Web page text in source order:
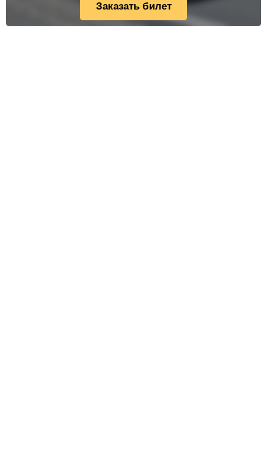
Заказать билет